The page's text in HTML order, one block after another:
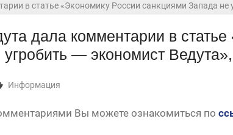
—
—
в статье «Экономику России санкциями Запада
дала комментарии в
угробить — экономист
Информация
Вы можете ознакомиться по